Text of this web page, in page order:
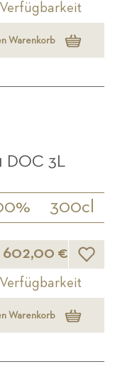
Warenkorb
DOC 3L
300cl
602,00 €
Warenkorb